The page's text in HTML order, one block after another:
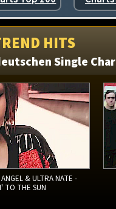
HITS
Single
& ULTRA NATE -
TO THE SUN